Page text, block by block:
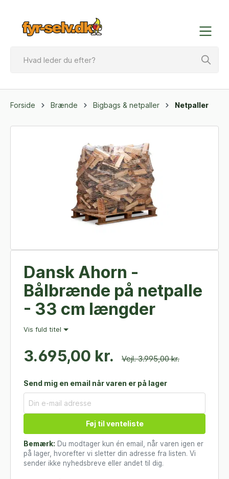
Forside Brænde Bigbags & netpaller Netpaller
Dansk Ahorn -
Bålbrænde på netpalle
- 33 cm længder
Vis fuld titel
3.695,00 kr. Vejl. 3.995,00 kr.
Send mig en email når varen er på lager
Føj til venteliste
Bemærk: Du modtager kun én email, når varen igen er
på lager, hvorefter vi sletter din adresse fra listen. Vi
sender ikke nyhedsbreve eller andet til dig.